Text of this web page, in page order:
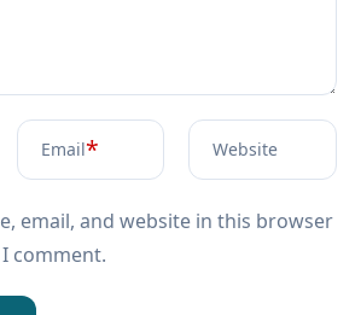
Email* Website
email, and website in this browser
comment.